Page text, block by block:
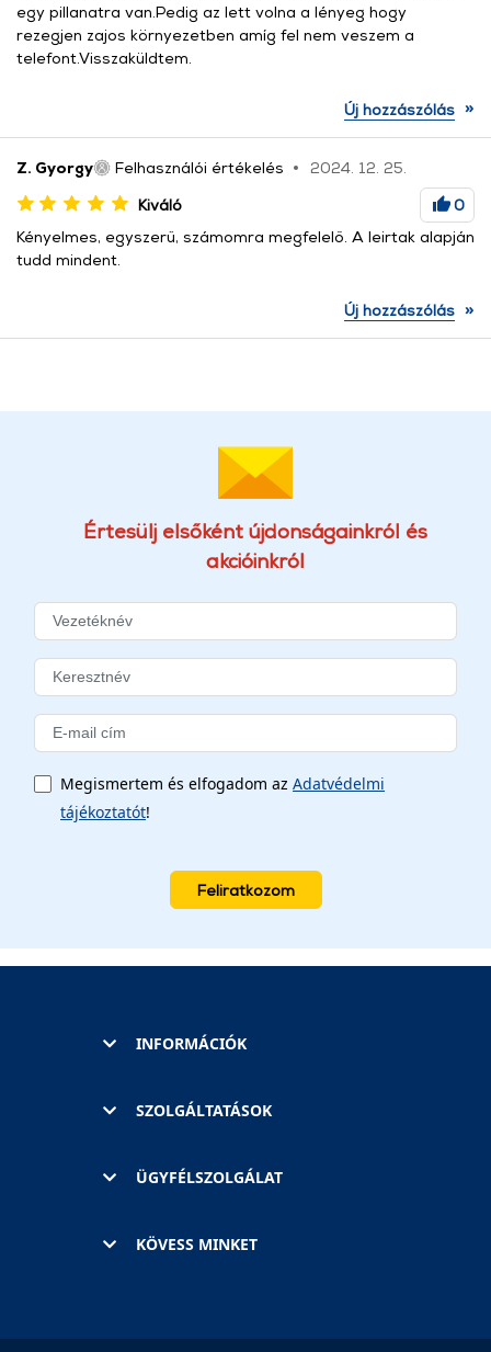
egy pillanatra van.Pedig az lett volna a lényeg hogy
rezegjen zajos környezetben amíg fel nem veszem a
telefont.Visszaküldtem.
Új hozzászólás »
Z. Gyorgy Felhasználói értékelés
2024. 12. 25.
Kiváló
0
Kényelmes, egyszerű, számomra megfelelő. A leirtak alapján
tudd mindent.
Új hozzászólás »
Értesülj elsőként újdonságainkról és
akcióinkról
Megismertem és elfogadom az Adatvédelmi
tájékoztatót!
Feliratkozom
INFORMÁCIÓK
SZOLGÁLTATÁSOK
ÜGYFÉLSZOLGÁLAT
KÖVESS MINKET